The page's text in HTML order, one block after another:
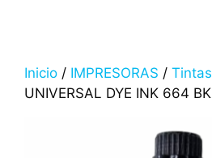
Inicio / IMPRESORAS / Tintas
UNIVERSAL DYE INK 664 BK